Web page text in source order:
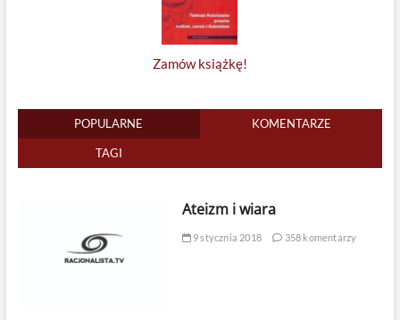
Zamów książkę!
POPULARNE KOMENTARZE
TAGI
Ateizm i wiara
9 stycznia 2018 358 komentarzy